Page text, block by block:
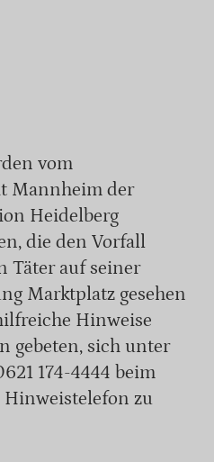
vom
Mannheim der
Heidelberg
die den Vorfall
Täter auf seiner
Marktplatz gesehen
Hinweise
gebeten, sich unter
174-4444 beim
zu